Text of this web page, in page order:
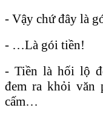
- Vậy chứ đây là
- …Là gói tiền!
- Tiền là hối lộ
đem ra khỏi
cấm…